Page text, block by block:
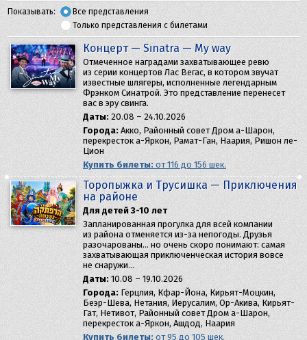
Показывать:
Все представления
Только представления с билетами
Концерт — Sinatra — My way
Отмеченное наградами захватывающее ревю
из серии концертов Лас Вегас, в котором звучат
известные шлягеры, исполненные легендарным
Фрэнком Синатрой. Это представление перенесет
вас в эру свинга.
Даты: 20.08 – 24.10.2026
Города: Акко, Районный совет Дром а-Шарон,
перекресток а-Яркон, Рамат-Ган, Наария, Ришон ле-
Цион
Купить билеты: от 116 до 156 шек.
Торопыжка и Трусишка — Приключения
на районе
Для детей 3-10 лет
Запланированная прогулка для всей компании
из района отменяется из-за непогоды. Друзья
разочарованы… но очень скоро понимают: самая
захватывающая приключенческая история вовсе
не снаружи…
Даты: 10.08 – 19.10.2026
Города: Герцлия, Кфар-Йона, Кирьят-Моцкин,
Беэр-Шева, Нетания, Иерусалим, Ор-Акива, Кирьят-
Гат, Нетивот, Районный совет Дром а-Шарон,
перекресток а-Яркон, Ашдод, Наария
Купить билеты: от 95 до 105 шек.